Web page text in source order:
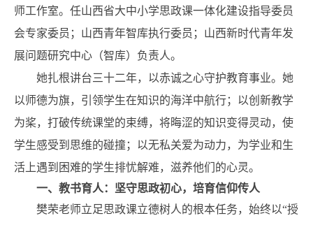
师工作室。任山西省大中小学思政课一体化建设指导委员
会专家委员；山西青年智库执行委员；山西新时代青年发
展问题研究中心（智库）负责人。
她扎根讲台三十二年，以赤诚之心守护教育事业。她
以师德为旗，引领学生在知识的海洋中航行；以创新教学
为桨，打破传统课堂的束缚，将晦涩的知识变得灵动，使
学生感受到思维的碰撞；以无私关爱为动力，为学业和生
活上遇到困难的学生排忧解难，滋养他们的心灵。
一、教书育人：坚守思政初心，培育信仰传人
樊荣老师立足思政课立德树人的根本任务，始终以“授